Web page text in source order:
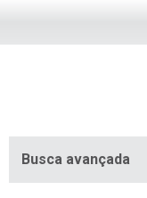
Busca avançada